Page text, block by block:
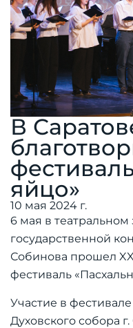
В
яйцо»
10 мая 2024 г.
6 мая в театральном
государственной
Собинова прошел
фестиваль
Участие в
Духовского собора